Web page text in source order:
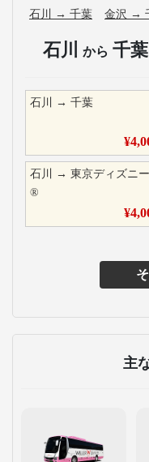
石川 → 千葉 金沢 →
石川 から 千葉
石川 → 千葉
¥
石川 → 東京ディズニ
®
¥
主